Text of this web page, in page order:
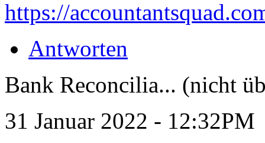
https://
Antworten
Bank Reconcilia... (nicht
31 Januar 2022 - 12:32PM